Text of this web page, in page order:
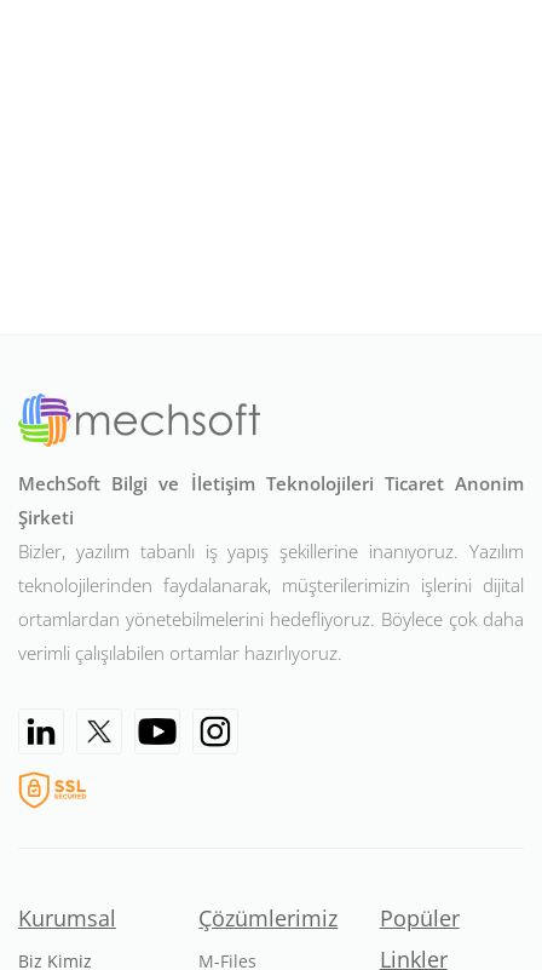
MechSoft Bilgi ve İletişim Teknolojileri Ticaret Anonim
Şirketi
Bizler, yazılım tabanlı iş yapış şekillerine inanıyoruz. Yazılım
teknolojilerinden faydalanarak, müşterilerimizin işlerini dijital
ortamlardan yönetebilmelerini hedefliyoruz. Böylece çok daha
verimli çalışılabilen ortamlar hazırlıyoruz.
Kurumsal
Biz Kimiz
Çözümlerimiz
M-Files
Popüler
Linkler